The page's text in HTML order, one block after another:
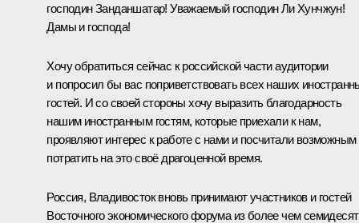
господин Занданшатар! Уважаемый господин Ли Хунчжун!
Дамы и господа!
Хочу обратиться сейчас к российской части аудитории
и попросил бы вас поприветствовать всех наших
гостей. И со своей стороны хочу выразить благодарность
нашим иностранным гостям, которые приехали к нам,
проявляют интерес к работе с нами и посчитали возможным
потратить на это своё драгоценной время.
Россия, Владивосток вновь принимают участников и гостей
Восточного экономического форума из более чем